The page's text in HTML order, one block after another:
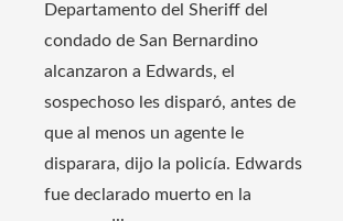
Departamento del Sheriff del
condado de San Bernardino
alcanzaron a Edwards, el
sospechoso les disparó, antes de
que al menos un agente le
disparara, dijo la policía. Edwards
fue declarado muerto en la